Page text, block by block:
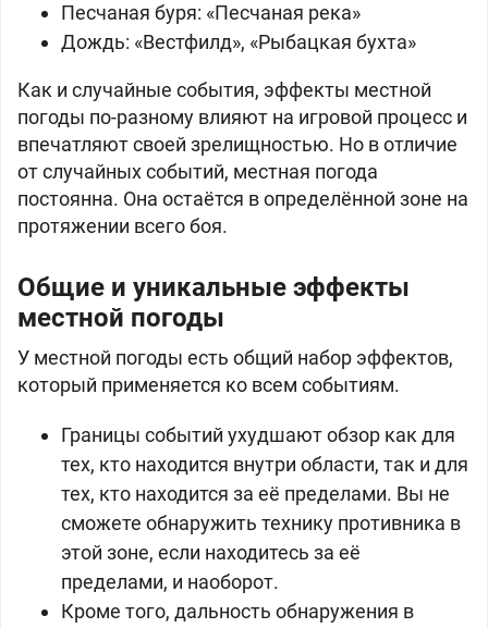
Песчаная буря: «Песчаная река»
Дождь: «Вестфилд», «Рыбацкая бухта»
Как и случайные события, эффекты местной
погоды по-разному влияют на игровой процесс и
впечатляют своей зрелищностью. Но в отличие
от случайных событий, местная погода
постоянна. Она остаётся в определённой зоне на
протяжении всего боя.
Общие и уникальные эффекты
местной погоды
У местной погоды есть общий набор эффектов,
который применяется ко всем событиям.
Границы событий ухудшают обзор как для
тех, кто находится внутри области, так и для
тех, кто находится за её пределами. Вы не
сможете обнаружить технику противника в
этой зоне, если находитесь за её
пределами, и наоборот.
Кроме того, дальность обнаружения в